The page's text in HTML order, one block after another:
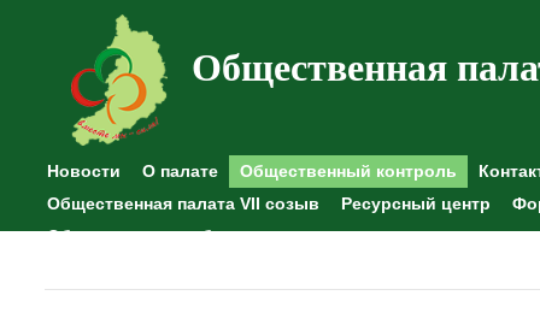
Общественная
Новости О палате Общественный контроль
Общественная палата VII созыв
Ресурсный центр
Общественные наблюдения